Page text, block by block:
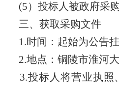
(5）投标人被政府采购
三、获取采购文件
1.时间：起始为公告挂
2.地点：铜陵市淮河大
3.投标人将营业执照